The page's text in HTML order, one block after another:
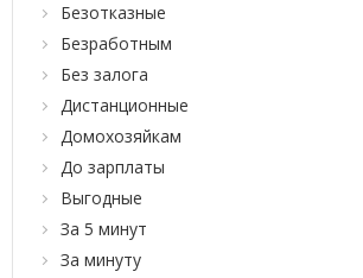
Безотказные
Безработным
Без залога
Дистанционные
Домохозяйкам
До зарплаты
Выгодные
За 5 минут
За минуту